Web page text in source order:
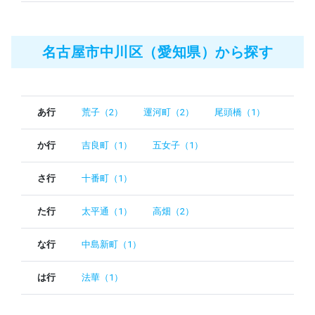
名古屋市中川区（愛知県）から探す
あ行 荒子（2） 運河町（2） 尾頭橋（1）
か行 吉良町（1） 五女子（1）
さ行 十番町（1）
た行 太平通（1） 高畑（2）
な行 中島新町（1）
は行 法華（1）